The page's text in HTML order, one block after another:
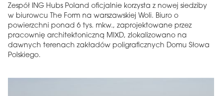
Zespół ING Hubs Poland oficjalnie korzysta z nowej siedziby
w biurowcu The Form na warszawskiej Woli. Biuro o
powierzchni ponad 6 tys. mkw., zaprojektowane przez
pracownię architektoniczną MIXD, zlokalizowano na
dawnych terenach zakładów poligraficznych Domu Słowa
Polskiego.